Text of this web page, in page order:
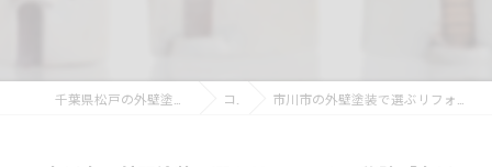
コラム 市川市の外壁塗装で選ぶリフォームの秘訣【市川市 外壁塗装 リフォーム 工事】